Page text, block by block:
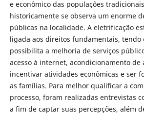
e econômico das populações
historicamente se observa um enorme
públicas na localidade. A eletrificação
ligada aos direitos fundamentais, tendo
possibilita a melhoria de serviços
acesso à internet, acondicionamento de
incentivar atividades econômicas e ser
as famílias. Para melhor qualificar a
processo, foram realizadas entrevistas
a fim de captar suas percepções, além